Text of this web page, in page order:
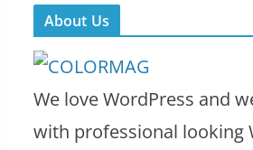
About Us
We love WordPress and
with professional looking